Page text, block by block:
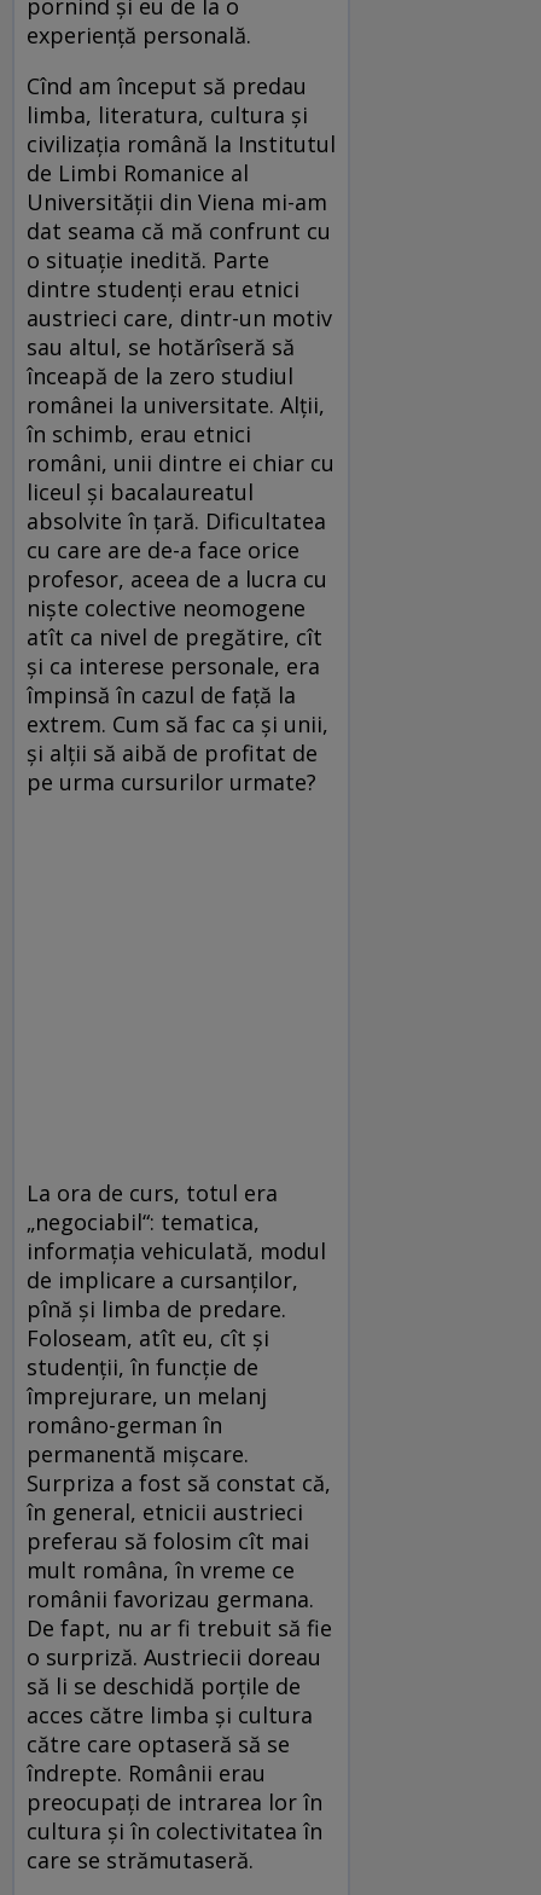
pornind și eu de la o
experiență personală.
Cînd am început să predau
limba, literatura, cultura și
civilizația română la Institutul
de Limbi Romanice al
Universității din Viena mi-am
dat seama că mă confrunt cu
o situație inedită. Parte
dintre studenți erau etnici
austrieci care, dintr-un motiv
sau altul, se hotărîseră să
înceapă de la zero studiul
românei la universitate. Alții,
în schimb, erau etnici
români, unii dintre ei chiar cu
liceul și bacalaureatul
absolvite în țară. Dificultatea
cu care are de-a face orice
profesor, aceea de a lucra cu
niște colective neomogene
atît ca nivel de pregătire, cît
și ca interese personale, era
împinsă în cazul de față la
extrem. Cum să fac ca și unii,
și alții să aibă de profitat de
pe urma cursurilor urmate?
La ora de curs, totul era
„negociabil“: tematica,
informația vehiculată, modul
de implicare a cursanților,
pînă și limba de predare.
Foloseam, atît eu, cît și
studenții, în funcție de
împrejurare, un melanj
româno-german în
permanentă mișcare.
Surpriza a fost să constat că,
în general, etnicii austrieci
preferau să folosim cît mai
mult româna, în vreme ce
românii favorizau germana.
De fapt, nu ar fi trebuit să fie
o surpriză. Austriecii doreau
să li se deschidă porțile de
acces către limba și cultura
către care optaseră să se
îndrepte. Românii erau
preocupați de intrarea lor în
cultura și în colectivitatea în
care se strămutaseră.